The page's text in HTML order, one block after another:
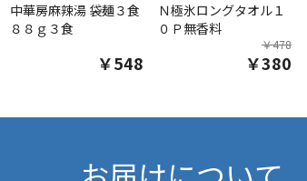
中華房麻辣湯 袋麺３食
８８ｇ３食
￥548
Ｎ極氷ロングタオル１
０Ｐ無香料
￥478
￥380